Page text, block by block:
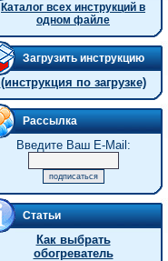
Каталог всех инструкций в
одном файле
Загрузить инструкцию
(инструкция по загрузке)
Рассылка
Введите Ваш E-Mail:
Статьи
Как выбрать
обогреватель